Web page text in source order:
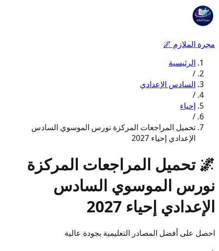
مجرة الملازم 🌌
الرئيسية
/
السادس الإعدادي
/
إحياء
/
تحميل المراجعات المركزة نورس الموسوي السادس
الإعدادي إحياء 2027
🌌 تحميل المراجعات المركزة
نورس الموسوي السادس
الإعدادي إحياء 2027
احصل على أفضل المصادر التعليمية بجودة عالية